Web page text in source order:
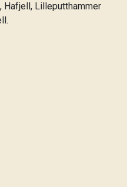
Hafjell, Lilleputthammer